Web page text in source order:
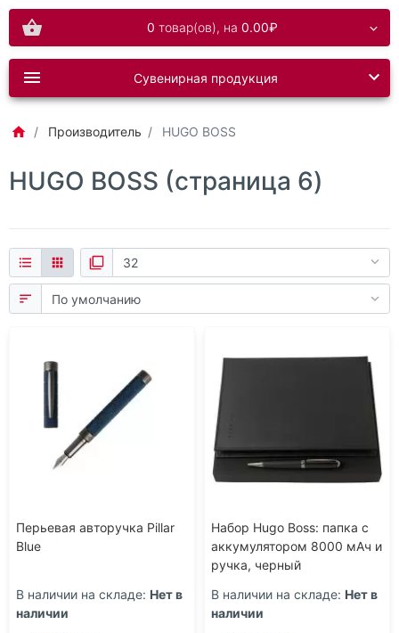
0 товар(ов), на 0.00₽
Сувенирная продукция
Производитель HUGO BOSS
HUGO BOSS (страница 6)
Перьевая авторучка Pillar
Blue
В наличии на складе: Нет в
наличии
Набор Hugo Boss: папка с
аккумулятором 8000 мАч и
ручка, черный
В наличии на складе: Нет в
наличии